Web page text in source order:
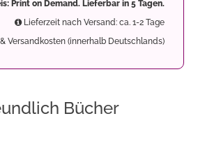
Print on Demand. Lieferbar in 5 Tagen.
Lieferzeit nach Versand: ca. 1-2 Tage
Versandkosten (innerhalb Deutschlands)
Bücher